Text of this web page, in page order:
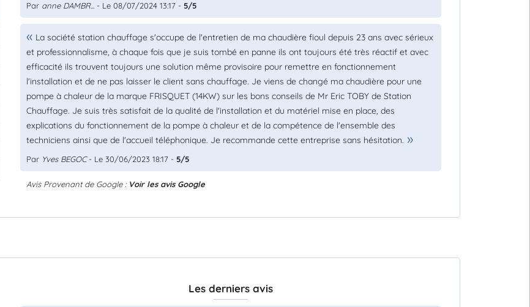
Par anne DAMBR... - Le 08/07/2024 13:17 - 5/5
La société station chauffage s'occupe de l'entretien de ma chaudière fioul depuis 23 ans avec sérieux
et professionnalisme, à chaque fois que je suis tombé en panne ils ont toujours été très réactif et avec
efficacité ils trouvent toujours une solution même provisoire pour remettre en fonctionnement
l'installation et de ne pas laisser le client sans chauffage. Je viens de changé ma chaudière pour une
pompe à chaleur de la marque FRISQUET (14KW) sur les bons conseils de Mr Eric TOBY de Station
Chauffage. Je suis très satisfait de la qualité de l'installation et du matériel mise en place, des
explications du fonctionnement de la pompe à chaleur et de la compétence de l'ensemble des
techniciens ainsi que de l'accueil téléphonique. Je recommande cette entreprise sans hésitation.
Par Yves BEGOC- Le 30/06/2023 18:17 - 5/5
Avis Provenant de Google : Voir les avis Google
Les derniers avis